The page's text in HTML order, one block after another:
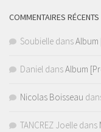
COMMENTAIRES RÉCENTS
Soubielle dansAlbum
Daniel dansAlbum
Nicolas Boisseau
TANCREZ Joelle dans